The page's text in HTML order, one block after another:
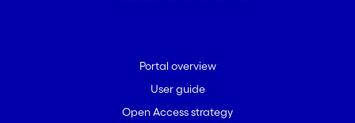
Portal overview
User guide
Open Access strategy